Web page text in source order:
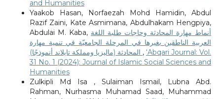
and Humanities
Yaakob Hasan, Norfaezah Mohd Hamidin, Abdul
Razif Zaini, Kate Asmimana, Abdulhakam Hengpiya,
Abdulai M. Kaba, أنماط مهارة المحادثة وحاجات طلبة اللغة
العربية الناطقين بغيرها في المرحلة الجامعيّة في تنمية مهارة
,‘Abqari Journal: Vol.
31 No. 1 (2024): Journal of Islamic Social Sciences and
Humanities
Zulkipli Md Isa , Sulaiman Ismail, Lubna Abd.
Rahman, Nurhasma Muhamad Saad, Muhammad